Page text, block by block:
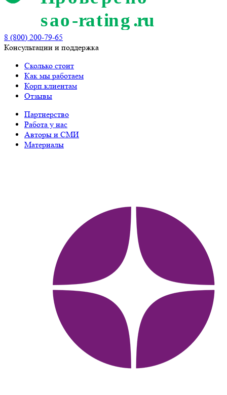
8 (800) 200-79-65
Консультации и поддержка
Сколько стоит
Как мы работаем
Корп.клиентам
Отзывы
Партнерство
Работа у нас
Авторы и СМИ
Материалы